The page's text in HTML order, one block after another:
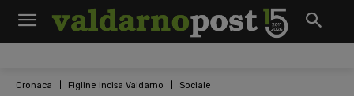
Cronaca Figline Incisa Valdarno Sociale